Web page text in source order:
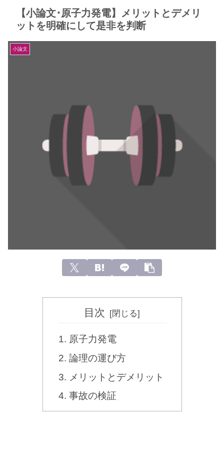
【小論文･原子力発電】メリットとデメリ
ットを明確にして是非を判断
小論文
目次
原子力発電
論理の運び方
メリットとデメリット
事故の検証